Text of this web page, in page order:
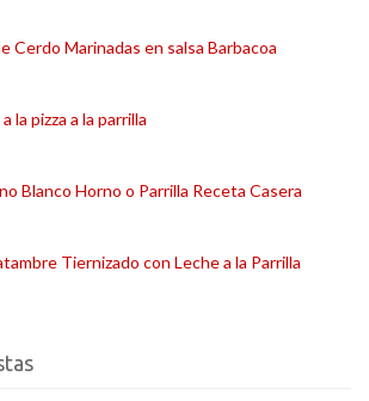
Cerdo Marinadas en salsa Barbacoa
la pizza a la parrilla
Blanco Horno o Parrilla Receta Casera
Tiernizado con Leche a la Parrilla